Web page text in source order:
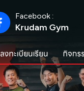
Facebook :
Krudam Gym
ลงทะเบียนเรียน กิจกร